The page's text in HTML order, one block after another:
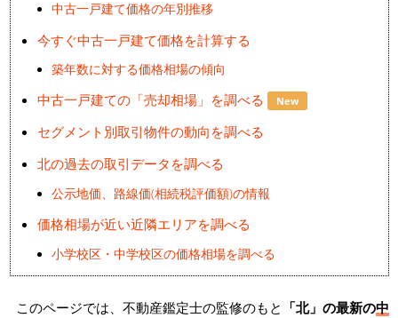
中古一戸建て価格の年別推移
今すぐ中古一戸建て価格を計算する
築年数に対する価格相場の傾向
中古一戸建ての「売却相場」を調べる New
セグメント別取引物件の動向を調べる
北の過去の取引データを調べる
公示地価、路線価(相続税評価額)の情報
価格相場が近い近隣エリアを調べる
小学校区・中学校区の価格相場を調べる
このページでは、不動産鑑定士の監修のもと 「北」の最新の中